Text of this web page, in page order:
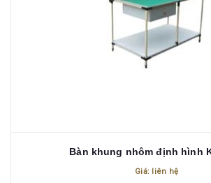
Bàn khung nhôm định hình
Giá: liên hệ